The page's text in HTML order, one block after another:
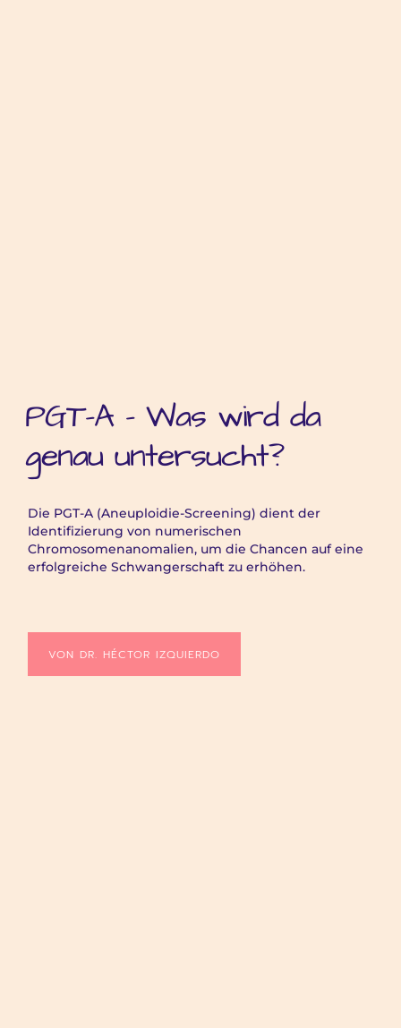
PGT-A - Was wird da
genau untersucht?
Die PGT-A (Aneuploidie-Screening) dient der
Identifizierung von numerischen
Chromosomenanomalien, um die Chancen auf eine
erfolgreiche Schwangerschaft zu erhöhen.
VON DR. HÉCTOR IZQUIERDO